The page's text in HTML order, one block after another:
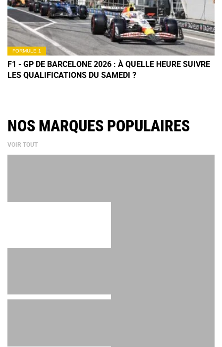
FORMULE 1
F1 - GP DE BARCELONE 2026 : À QUELLE HEURE SUIVRE
LES QUALIFICATIONS DU SAMEDI ?
NOS MARQUES POPULAIRES
VOIR TOUT